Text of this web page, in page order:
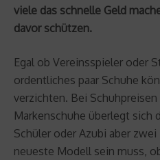
viele das schnelle Geld
davor schützen.
Egal ob Vereinsspieler oder
ordentliches paar Schuhe
verzichten. Bei
Markenschuhe überlegt sich
Schüler oder Azubi aber
neueste Modell sein muss,